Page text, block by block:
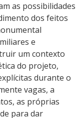
as possibilidades
dos feitos
e
um contexto
do projeto,
durante o
vagas, a
as próprias
para dar